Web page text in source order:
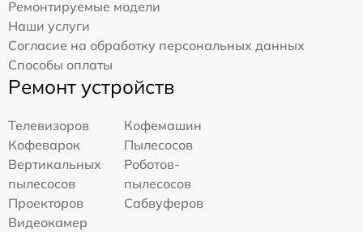
Ремонтируемые модели
Наши услуги
Согласие на обработку персональных данных
Способы оплаты
Ремонт устройств
Телевизоров
Кофемашин
Кофеварок
Пылесосов
Вертикальных
пылесосов
Роботов-
пылесосов
Проекторов
Сабвуферов
Видеокамер